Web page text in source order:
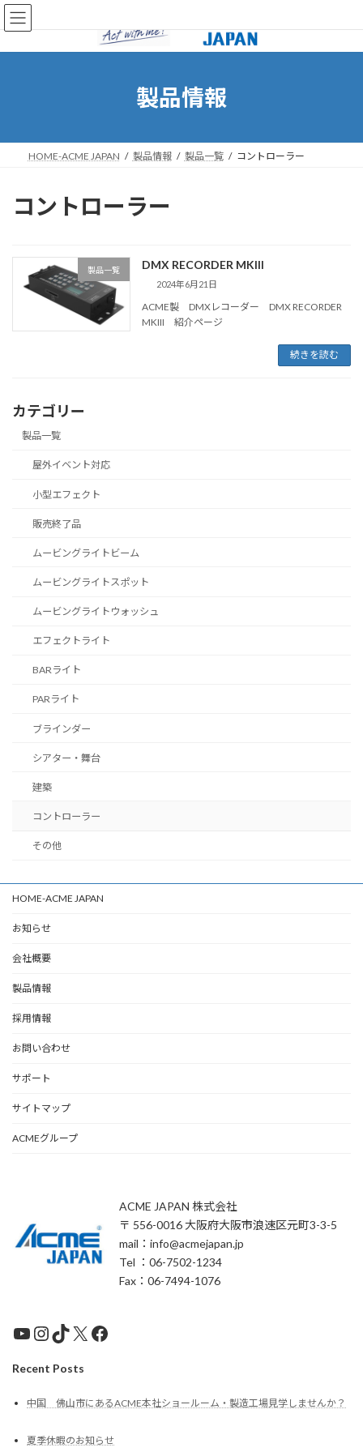
コ
ン
ン
ナ
ビ
ー
製品情報
HOME-ACME JAPAN 製品情報 製品一覧 コントローラー
コントローラー
製品一覧 DMX RECORDER MKIII
2024年6月21日
ACME製 DMXレコーダー DMX RECORDER
MKIII 紹介ページ
続きを読む
カテゴリー
製品一覧
屋外イベント対応
小型エフェクト
販売終了品
ムービングライトビーム
ムービングライトスポット
ムービングライトウォッシュ
エフェクトライト
BARライト
PARライト
ブラインダー
シアター・舞台
建築
コントローラー
その他
HOME-ACME JAPAN
お知らせ
会社概要
製品情報
採用情報
お問い合わせ
サポート
サイトマップ
ACMEグループ
ACME JAPAN 株式会社
〒 556-0016 大阪府大阪市浪速区元町3-3-5
mail：info@acmejapan.jp
Tel ：06-7502-1234
Fax：06-7494-1076
YouTube
Instagram
TikTok
X Facebook
Recent Posts
中国 佛山市にあるACME本社ショールーム・製造工場見学しませんか？
夏季休暇のお知らせ